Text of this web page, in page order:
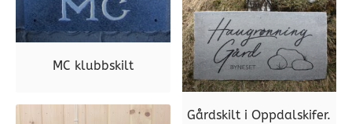
MC klubbskilt
Gårdskilt i Oppdalskifer.